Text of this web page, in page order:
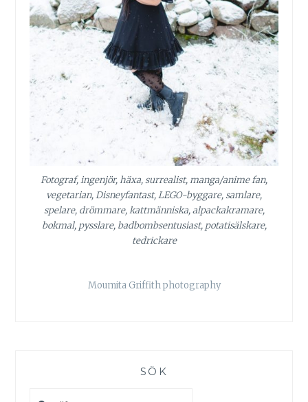
Fotograf, ingenjör, häxa, surrealist, manga/anime fan,
vegetarian, Disneyfantast, LEGO-byggare, samlare,
spelare, drömmare, kattmänniska, alpackakramare,
bokmal, pysslare, badbombsentusiast, potatisälskare,
tedrickare
Moumita Griffith photography
SÖK